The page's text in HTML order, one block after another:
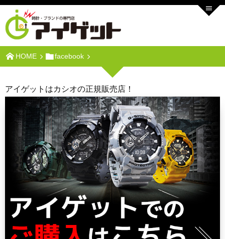
HOME facebook
アイゲットはカシオの正規販売店！